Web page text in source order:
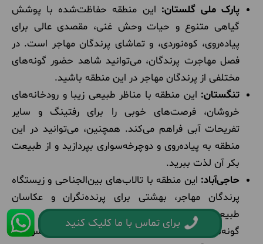
پارک ملی گلستان: این منطقه حفاظت‌شده با پوشش
گیاهی متنوع و حیات وحش غنی، مقصدی عالی برای
پیاده‌روی، کوه‌نوردی، و تماشای پرندگان مهاجر است. در
فصل مهاجرت پرندگان، می‌توانید شاهد حضور گونه‌های
مختلفی از پرندگان مهاجر در این منطقه باشید.
تنگستان: این منطقه با مناظر طبیعی زیبا و رودخانه‌های
خروشان، فرصت‌های خوبی را برای رفتینگ و سایر
تفریحات آبی فراهم می‌کند. همچنین، می‌توانید در این
منطقه به پیاده‌روی و دوچرخه‌سواری بپردازید و از طبیعت
بکر آن لذت ببرید.
حاجی‌آباد: این منطقه با تالاب‌های بین‌الجناحی و زیستگاه
پرندگان مهاجر، بهشتی برای پرنده‌نگران و عکاسان
طبیعت است. می‌توانید در این منطقه شاهد حضور
گونه‌های مختلفی از پرندگان مهاجر باشید و عکس‌های
برای تماس با ما کلیک کنید